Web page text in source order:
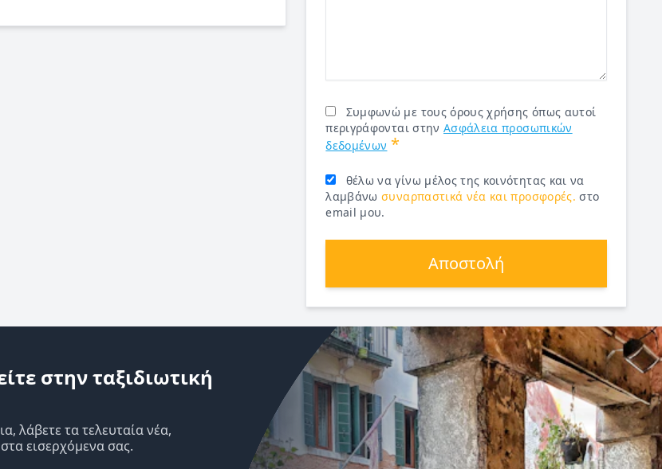
Συμφωνώ με τους όρους χρήσης όπως αυτοί
περιγράφονται στην Ασφάλεια προσωπικών
δεδομένων *
θέλω να γίνω μέλος της κοινότητας και να
λαμβάνωσυναρπαστικά νέα και προσφορές. στο
email μου.
Αποστολή
στην ταξιδιωτική
λάβετε τα τελευταία νέα,
εισερχόμενα σας.